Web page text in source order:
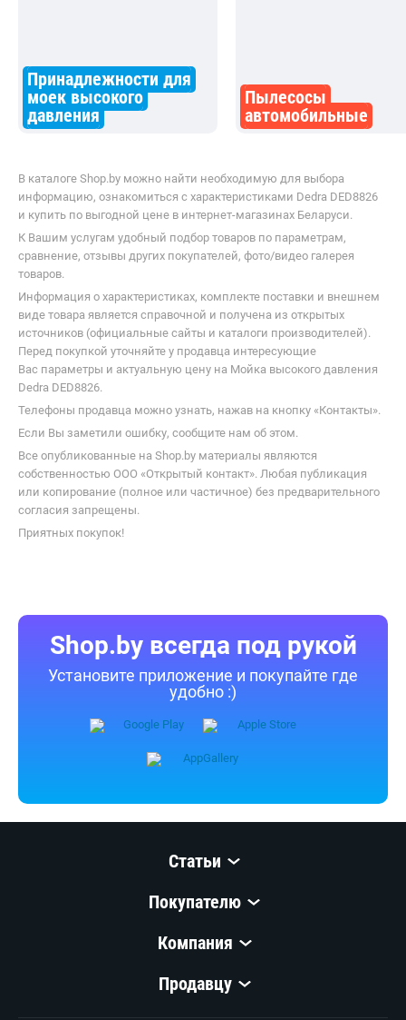
Принадлежности для
моек высокого
давления
Пылесосы
автомобильные
В каталоге Shop.by можно найти необходимую для выбора
информацию, ознакомиться с характеристиками Dedra DED8826
и купить по выгодной цене в интернет-магазинах Беларуси.
К Вашим услугам удобный подбор товаров по параметрам,
сравнение, отзывы других покупателей, фото/видео галерея
товаров.
Информация о характеристиках, комплекте поставки и внешнем
виде товара является справочной и получена из открытых
источников (официальные сайты и каталоги производителей).
Перед покупкой уточняйте у продавца интересующие
Вас параметры и актуальную цену на Мойка высокого давления
Dedra DED8826.
Телефоны продавца можно узнать, нажав на кнопку «Контакты».
Если Вы заметили ошибку, сообщите нам об этом.
Все опубликованные на Shop.by материалы являются
собственностью ООО «Открытый контакт». Любая публикация
или копирование (полное или частичное) без предварительного
согласия запрещены.
Приятных покупок!
Shop.by всегда под рукой
Установите приложение и покупайте где
удобно :)
Статьи
Покупателю
Компания
Продавцу